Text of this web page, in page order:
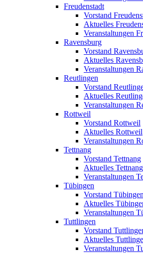
Freudenstadt
Vorstand
Aktuelles
Veranstaltungen
Ravensburg
Vorstand
Aktuelles
Veranstaltungen
Reutlingen
Vorstand
Aktuelles
Veranstaltungen
Rottweil
Vorstand Rottweil
Aktuelles Rottweil
Veranstaltungen
Tettnang
Vorstand Tettnang
Aktuelles Tettnang
Veranstaltungen
Tübingen
Vorstand Tübingen
Aktuelles
Veranstaltungen
Tuttlingen
Vorstand
Aktuelles
Veranstaltungen